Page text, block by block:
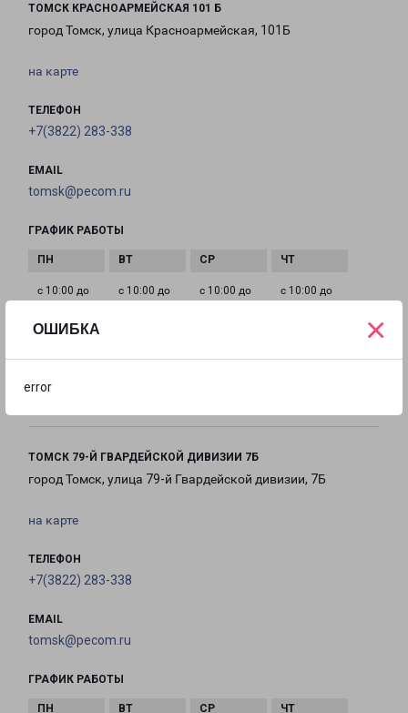
ОШИБКА
error
×
ТОМСК КРАСНОАРМЕЙСКАЯ 101 Б
город Томск, улица Красноармейская, 101Б
на карте
ТЕЛЕФОН
+7(3822) 283-338
EMAIL
tomsk@pecom.ru
ГРАФИК РАБОТЫ
с 10:00 до
с 10:00 до
с 10:00 до
с 10:00 до
20:00
ТОМСК 79-Й ГВАРДЕЙСКОЙ ДИВИЗИИ 7Б
город Томск, улица 79-й Гвардейской дивизии, 7Б
на карте
ТЕЛЕФОН
+7(3822) 283-338
EMAIL
tomsk@pecom.ru
ГРАФИК РАБОТЫ